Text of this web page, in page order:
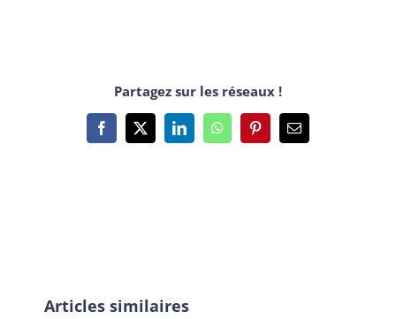
Partagez sur les réseaux !
Facebook
X LinkedInWhatsAppPinterestEmail
Articles similaires